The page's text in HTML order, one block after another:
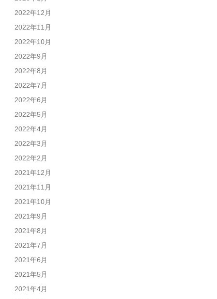
2022年12月
2022年11月
2022年10月
2022年9月
2022年8月
2022年7月
2022年6月
2022年5月
2022年4月
2022年3月
2022年2月
2021年12月
2021年11月
2021年10月
2021年9月
2021年8月
2021年7月
2021年6月
2021年5月
2021年4月